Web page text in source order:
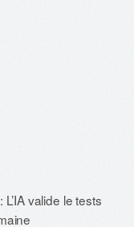
valide le tests